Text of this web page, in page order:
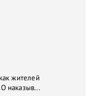
жителей
наказыв...